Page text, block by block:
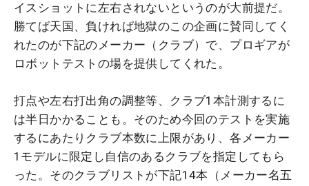
イスショットに左右されないというのが大前提だ。
勝てば天国、負ければ地獄のこの企画に賛同してく
れたのが下記のメーカー（クラブ）で、プロギアが
ロボットテストの場を提供してくれた。
打点や左右打出角の調整等、クラブ1本計測するに
は半日かかることも。そのため今回のテストを実施
するにあたりクラブ本数に上限があり、各メーカー
1モデルに限定し自信のあるクラブを指定してもら
った。そのクラブリストが下記14本（メーカー名五